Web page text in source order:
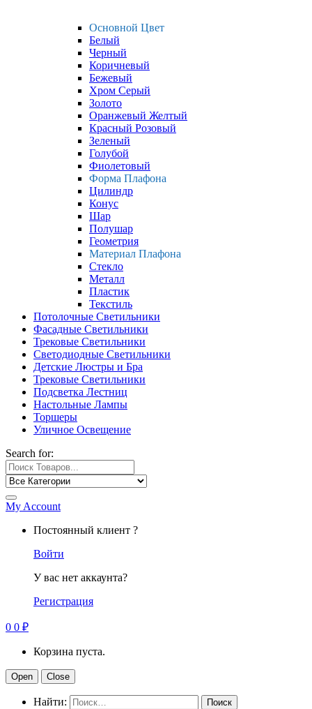
Основной Цвет
Белый
Черный
Коричневый
Бежевый
Хром Серый
Золото
Оранжевый Желтый
Красный Розовый
Зеленый
Голубой
Фиолетовый
Форма Плафона
Цилиндр
Конус
Шар
Полушар
Геометрия
Материал Плафона
Стекло
Металл
Пластик
Текстиль
Потолочные Светильники
Фасадные Светильники
Трековые Светильники
Светодиодные Светильники
Детские Люстры и Бра
Трековые Светильники
Подсветка Лестниц
Настольные Лампы
Торшеры
Уличное Освещение
Search for:
My Account
Постоянный клиент ?
Войти
У вас нет аккаунта?
Регистрация
0 0 ₽
Корзина пуста.
Open Close
Найти: